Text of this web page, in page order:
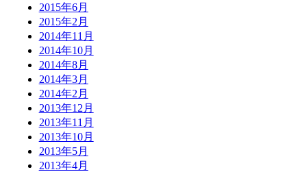
2015年6月
2015年2月
2014年11月
2014年10月
2014年8月
2014年3月
2014年2月
2013年12月
2013年11月
2013年10月
2013年5月
2013年4月